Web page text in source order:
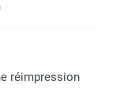
réimpression